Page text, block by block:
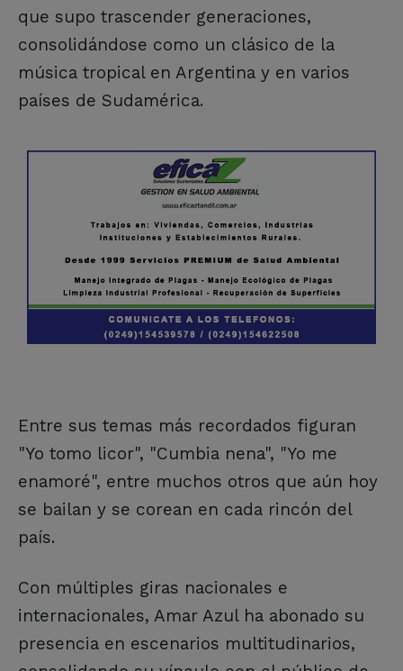
que supo trascender generaciones,
consolidándose como un clásico de la
música tropical en Argentina y en varios
países de Sudamérica.
Entre sus temas más recordados figuran
"Yo tomo licor", "Cumbia nena", "Yo me
enamoré", entre muchos otros que aún hoy
se bailan y se corean en cada rincón del
país.
Con múltiples giras nacionales e
internacionales, Amar Azul ha abonado su
presencia en escenarios multitudinarios,